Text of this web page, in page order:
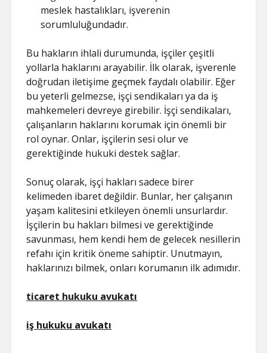
meslek hastalıkları, işverenin
sorumluluğundadır.
Bu hakların ihlali durumunda, işçiler çeşitli
yollarla haklarını arayabilir. İlk olarak, işverenle
doğrudan iletişime geçmek faydalı olabilir. Eğer
bu yeterli gelmezse, işçi sendikaları ya da iş
mahkemeleri devreye girebilir. İşçi sendikaları,
çalışanların haklarını korumak için önemli bir
rol oynar. Onlar, işçilerin sesi olur ve
gerektiğinde hukuki destek sağlar.
Sonuç olarak, işçi hakları sadece birer
kelimeden ibaret değildir. Bunlar, her çalışanın
yaşam kalitesini etkileyen önemli unsurlardır.
İşçilerin bu hakları bilmesi ve gerektiğinde
savunması, hem kendi hem de gelecek nesillerin
refahı için kritik öneme sahiptir. Unutmayın,
haklarınızı bilmek, onları korumanın ilk adımıdır.
ticaret hukuku avukatı
iş hukuku avukatı